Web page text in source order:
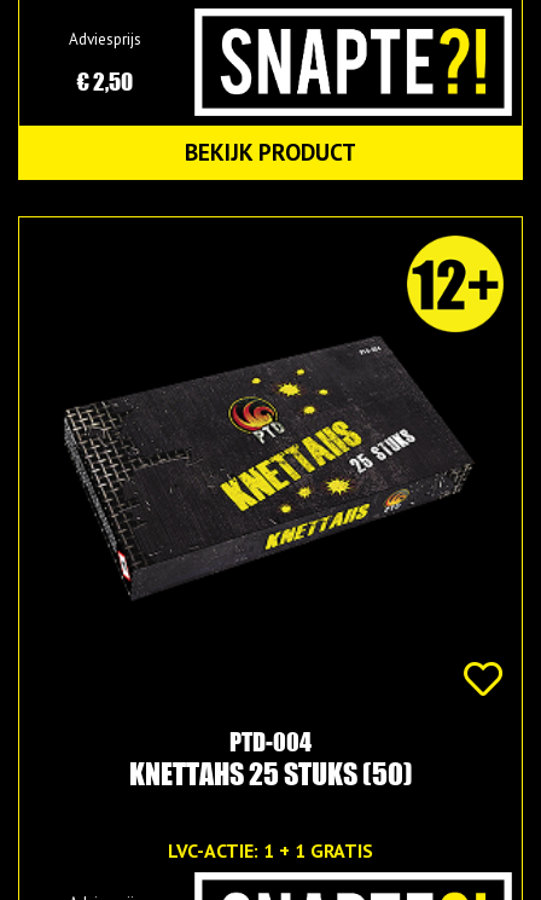
Adviesprijs
€ 2,50
BEKIJK PRODUCT
PTD-004
KNETTAHS 25 STUKS (50)
LVC-ACTIE: 1 + 1 GRATIS